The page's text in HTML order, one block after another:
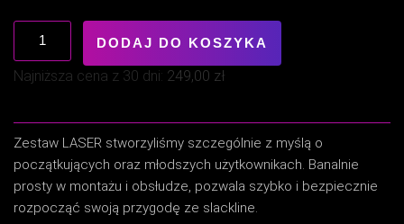
Plus
DODAJ DO KOSZYKA
Najniższa cena z 30 dni: 249,00 zł
Zestaw LASER stworzyliśmy szczególnie z myślą o
początkujących oraz młodszych użytkownikach. Banalnie
prosty w montażu i obsłudze, pozwala szybko i bezpiecznie
rozpocząć swoją przygodę ze slackline.